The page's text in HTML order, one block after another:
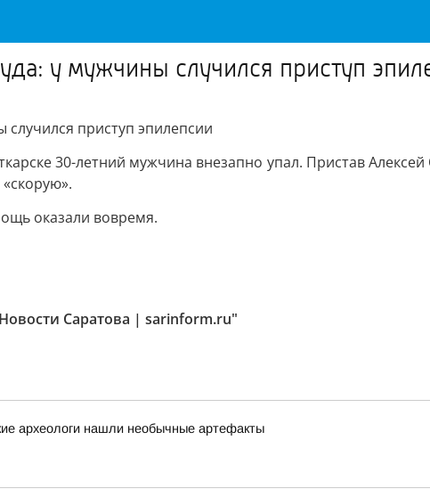
у мужчины случился приступ
случился приступ эпилепсии
30-летний мужчина внезапно упал. Пристав
оказали вовремя.
Саратова | sarinform.ru"
археологи нашли необычные артефакты